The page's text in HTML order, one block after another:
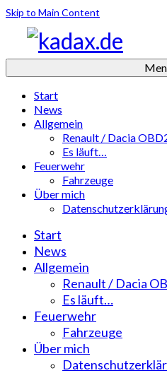
Skip to Main Content
Start
News
Allgemein
Renault / Dacia
Es läuft…
Feuerwehr
Fahrzeuge
Über mich
Start
News
Allgemein
Renault / Dacia
Es läuft…
Feuerwehr
Fahrzeuge
Über mich